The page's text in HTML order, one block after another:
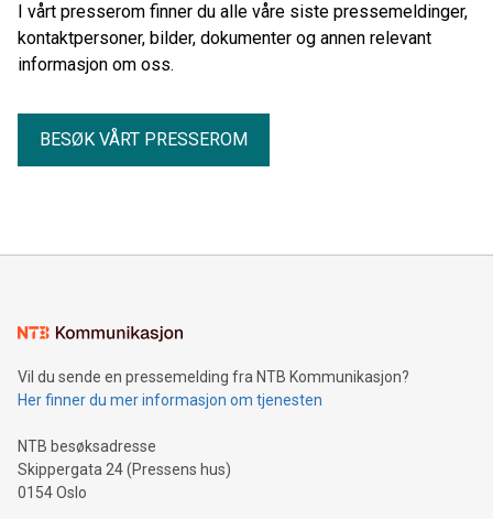
I vårt presserom finner du alle våre siste pressemeldinger,
kontaktpersoner, bilder, dokumenter og annen relevant
informasjon om oss.
BESØK VÅRT PRESSEROM
Vil du sende en pressemelding fra NTB Kommunikasjon?
Her finner du mer informasjon om tjenesten
NTB besøksadresse
Skippergata 24 (Pressens hus)
0154 Oslo